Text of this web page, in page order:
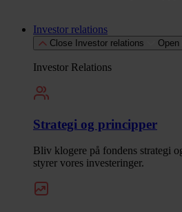
Investor relations
Close Investor relations
Investor Relations
Strategi og principper
Bliv klogere på fondens strategi
styrer vores investeringer.